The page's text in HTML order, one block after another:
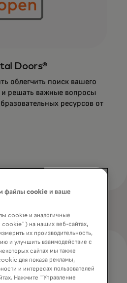
Doors®
облегчить поиск вашего
и решать важные вопросы
ресурсов от
файлы cookie и ваше
cookie и аналогичные
на наших веб-сайтах,
их производительность,
и улучшить взаимодействие с
сайтах мы также
для показа рекламы,
и интересах пользователей
Нажмите "Управление